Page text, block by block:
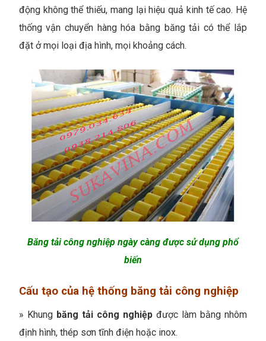
động không thể thiếu, mang lại hiệu quả kinh tế cao. Hệ
thống vận chuyển hàng hóa bằng băng tải có thể lắp
đặt ở mọi loại địa hình, mọi khoảng cách.
Băng tải công nghiệp ngày càng được sử dụng phổ
biến
Cấu tạo của hệ thống băng tải công nghiệp
» Khung băng tải công nghiệp được làm bằng nhôm
định hình, thép sơn tĩnh điện hoặc inox.